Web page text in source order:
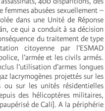
femmes abusées sexuellement –
dans une Unité de Réponse
ce qui a conduit à sa décision
du traitement de type
citoyenne par l’ESMAD
l’armée et les civils armés.
l’utilisation d’armes longues
lacrymogènes projettés sur les
ou sur les unités résidentielles
des hélicoptères militaires,
de Cali]. A la périphérie